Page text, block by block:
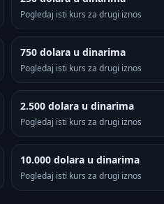
Pogledaj isti kurs za drugi iznos
750 dolara u dinarima
Pogledaj isti kurs za drugi iznos
2.500 dolara u dinarima
Pogledaj isti kurs za drugi iznos
10.000 dolara u dinarima
Pogledaj isti kurs za drugi iznos